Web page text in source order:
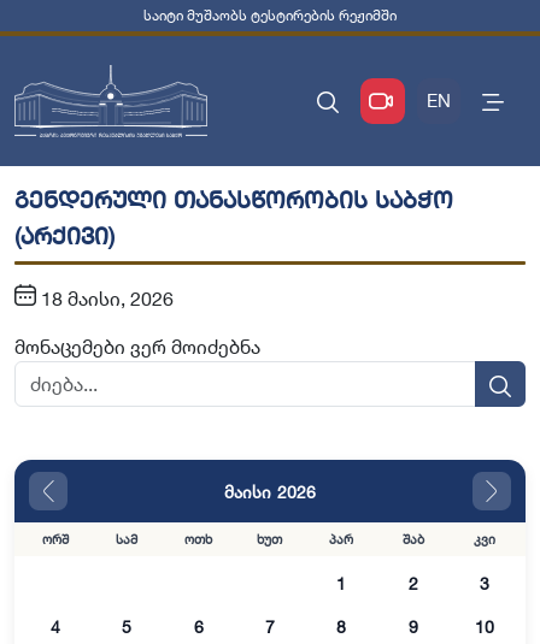
საიტი მუშაობს ტესტირების რეჟიმში
EN
გენდერული თანასწორობის საბჭო
(არქივი)
18 მაისი, 2026
მონაცემები ვერ მოიძებნა
მაისი 2026
ორშ სამ ოთხ ხუთ პარ შაბ კვი
1 2 3
4 5 6 7 8 9 10